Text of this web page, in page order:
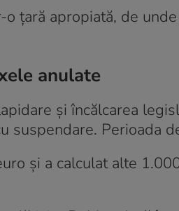
țară apropiată, de
anulate
și încălcarea
suspendare. Perioada
și a calculat alte